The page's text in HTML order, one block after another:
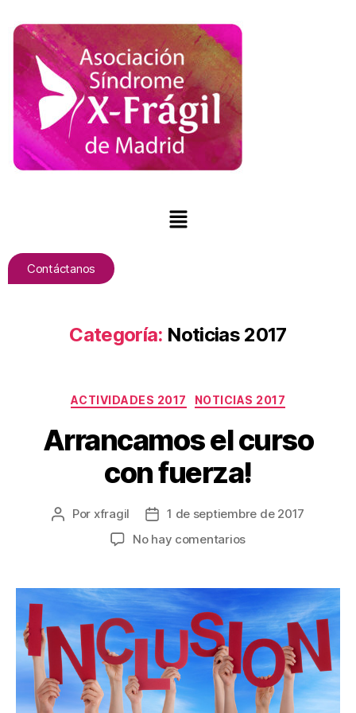
Contáctanos
Categoría: Noticias 2017
ACTIVIDADES 2017 NOTICIAS 2017
Arrancamos el curso
con fuerza!
Por xfragil
1 de septiembre de 2017
No hay comentarios